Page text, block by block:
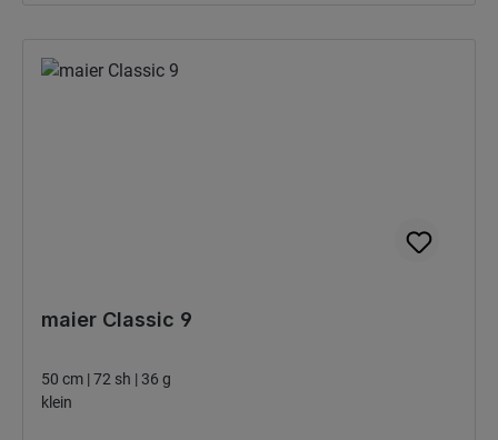
maier Classic 9
50 cm | 72 sh | 36 g
klein